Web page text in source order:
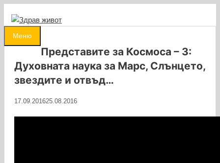
съдържанието
Меню
Представите за Космоса – 3:
Духовната наука за Марс, Слънцето,
звездите и отвъд…
17.09.201625.08.2016